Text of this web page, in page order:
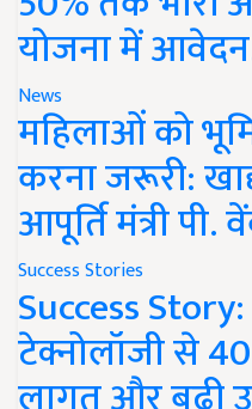
योजना में
News
महिलाओं को
करना जरूरी:
आपूर्ति मंत्री
Success Stories
Success
टेक्नोलॉजी से